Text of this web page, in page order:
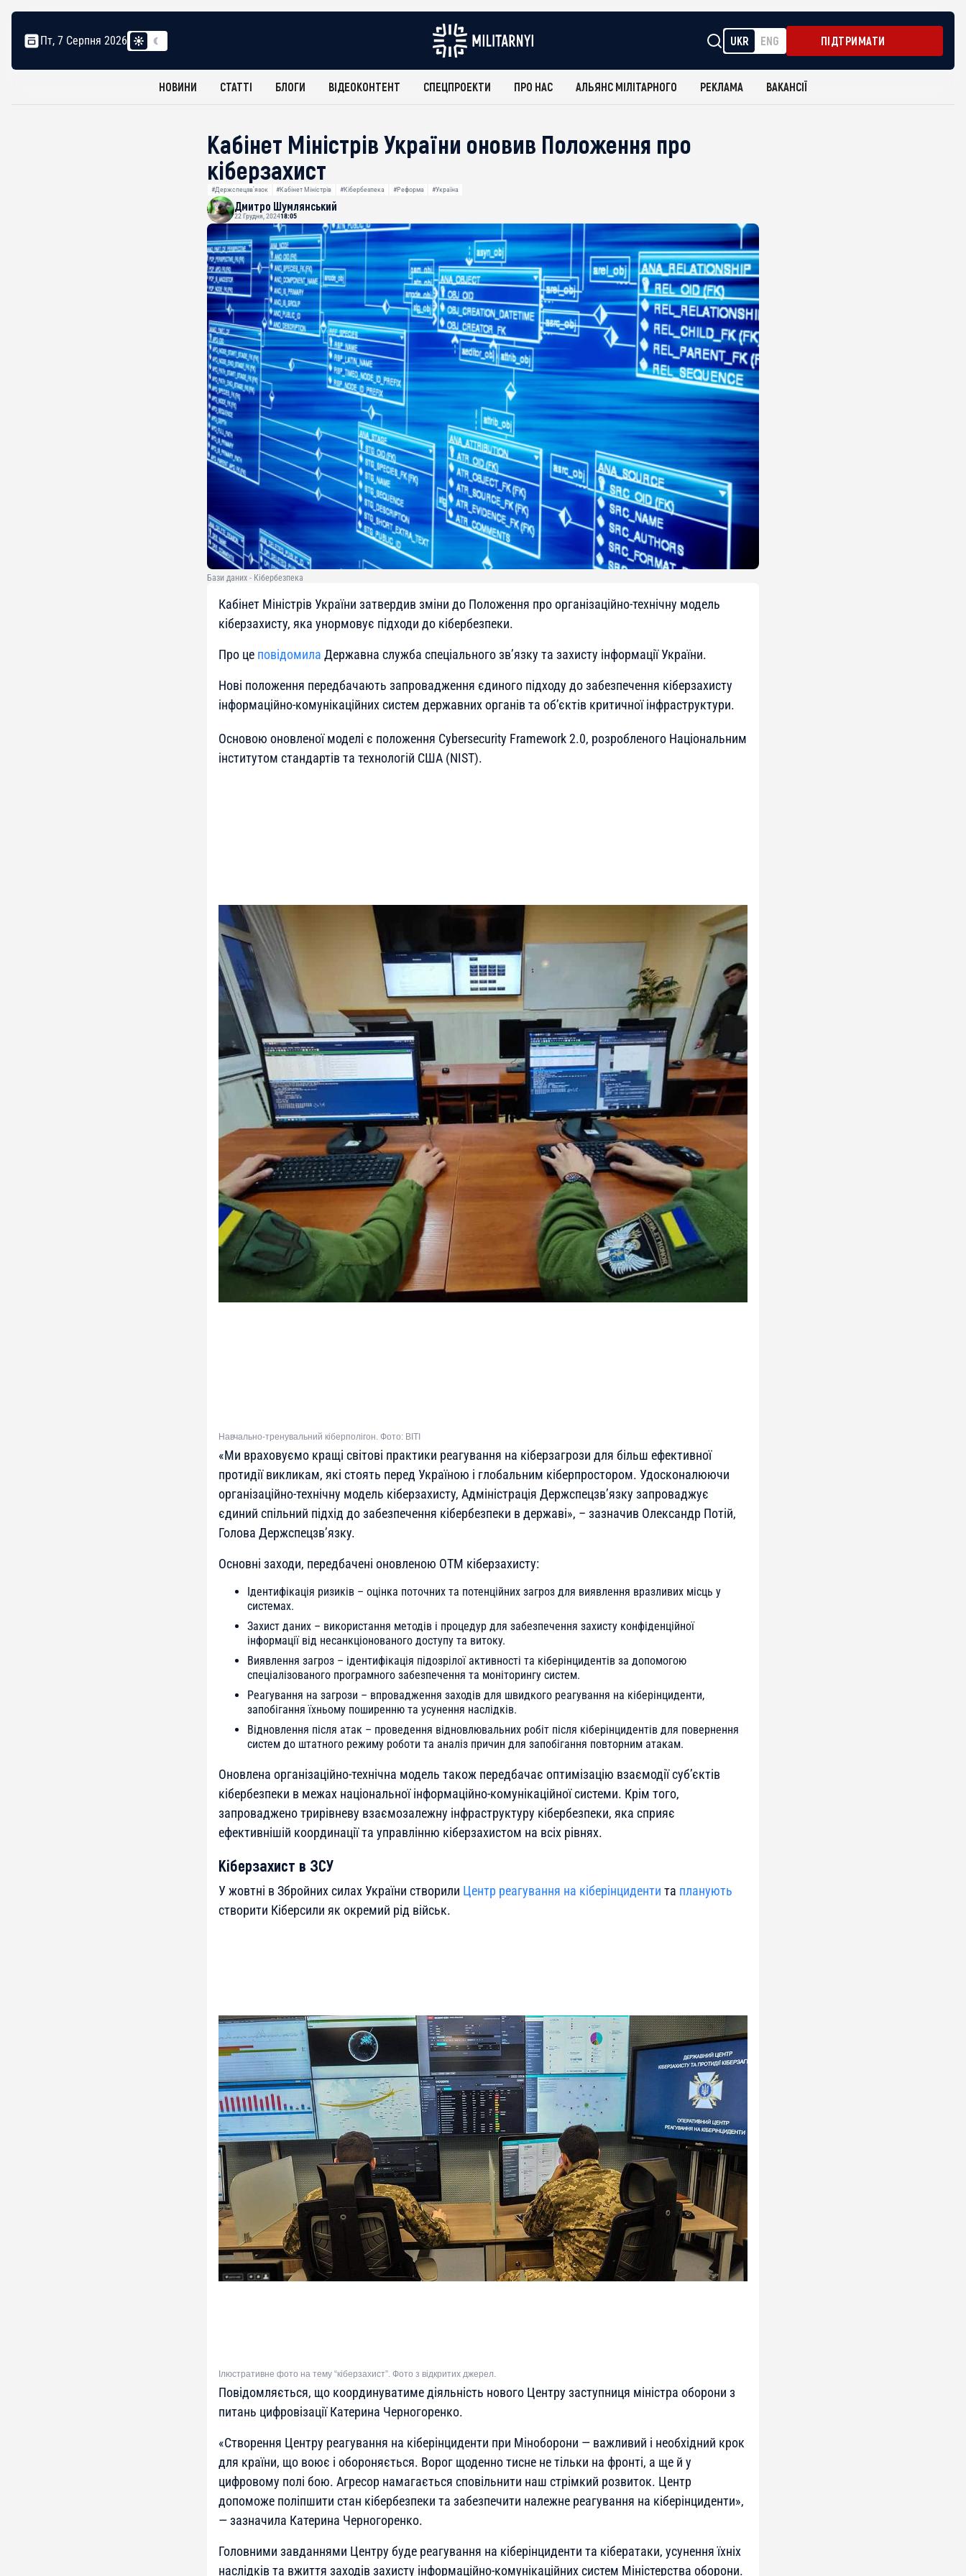
Пт, 7 Серпня 2026 UKR ENG ПІДТРИМАТИ
НОВИНИ СТАТТІ БЛОГИ ВІДЕОКОНТЕНТ СПЕЦПРОЕКТИ ПРО НАС АЛЬЯНС МІЛІТАРНОГО РЕКЛАМА ВАКАНСІЇ
Кабінет Міністрів України оновив Положення про
кіберзахист
#Держспецзв'язок #Кабінет Міністрів #Кібербезпека #Реформа #Україна
Дмитро Шумлянський
22 Грудня, 202418:05
Бази даних - Кібербезпека
Кабінет Міністрів України затвердив зміни до Положення про організаційно-технічну модель
кіберзахисту, яка унормовує підходи до кібербезпеки.
Про це повідомила Державна служба спеціального зв’язку та захисту інформації України.
Нові положення передбачають запровадження єдиного підходу до забезпечення кіберзахисту
інформаційно-комунікаційних систем державних органів та об’єктів критичної інфраструктури.
Основою оновленої моделі є положення Cybersecurity Framework 2.0, розробленого Національним
інститутом стандартів та технологій США (NIST).
Навчально-тренувальний кіберполігон. Фото: ВІТІ
«Ми враховуємо кращі світові практики реагування на кіберзагрози для більш ефективної
протидії викликам, які стоять перед Україною і глобальним кіберпростором. Удосконалюючи
організаційно-технічну модель кіберзахисту, Адміністрація Держспецзвʼязку запроваджує
єдиний спільний підхід до забезпечення кібербезпеки в державі», – зазначив Олександр Потій,
Голова Держспецзвʼязку.
Основні заходи, передбачені оновленою ОТМ кіберзахисту:
Ідентифікація ризиків – оцінка поточних та потенційних загроз для виявлення вразливих місць у
системах.
Захист даних – використання методів і процедур для забезпечення захисту конфіденційної
інформації від несанкціонованого доступу та витоку.
Виявлення загроз – ідентифікація підозрілої активності та кіберінцидентів за допомогою
спеціалізованого програмного забезпечення та моніторингу систем.
Реагування на загрози – впровадження заходів для швидкого реагування на кіберінциденти,
запобігання їхньому поширенню та усунення наслідків.
Відновлення після атак – проведення відновлювальних робіт після кіберінцидентів для повернення
систем до штатного режиму роботи та аналіз причин для запобігання повторним атакам.
Оновлена організаційно-технічна модель також передбачає оптимізацію взаємодії суб’єктів
кібербезпеки в межах національної інформаційно-комунікаційної системи. Крім того,
запроваджено трирівневу взаємозалежну інфраструктуру кібербезпеки, яка сприяє
ефективнішій координації та управлінню кіберзахистом на всіх рівнях.
Кіберзахист в ЗСУ
У жовтні в Збройних силах України створили Центр реагування на кіберінциденти та планують
створити Кіберсили як окремий рід військ.
Ілюстративне фото на тему “кіберзахист”. Фото з відкритих джерел.
Повідомляється, що координуватиме діяльність нового Центру заступниця міністра оборони з
питань цифровізації Катерина Черногоренко.
«Створення Центру реагування на кіберінциденти при Міноборони — важливий і необхідний крок
для країни, що воює і обороняється. Ворог щоденно тисне не тільки на фронті, а ще й у
цифровому полі бою. Агресор намагається сповільнити наш стрімкий розвиток. Центр
допоможе поліпшити стан кібербезпеки та забезпечити належне реагування на кіберінциденти»,
— зазначила Катерина Черногоренко.
Головними завданнями Центру буде реагування на кіберінциденти та кібератаки, усунення їхніх
наслідків та вжиття заходів захисту інформаційно-комунікаційних систем Міністерства оборони.